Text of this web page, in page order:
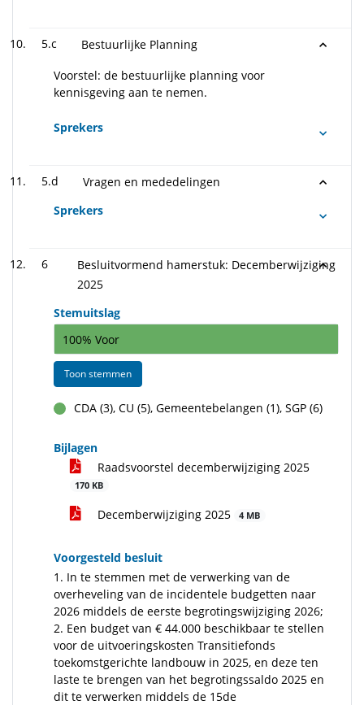
5.c
Bestuurlijke Planning
Voorstel: de bestuurlijke planning voor
kennisgeving aan te nemen.
Sprekers
5.d
Vragen en mededelingen
Sprekers
6
Besluitvormend hamerstuk: Decemberwijziging
2025
Stemuitslag
100% Voor
Toon stemmen
voor
CDA (3), CU (5), Gemeentebelangen (1), SGP (6)
Bijlagen
Raadsvoorstel decemberwijziging 2025
170 KB
Decemberwijziging 2025 4 MB
Voorgesteld besluit
1. In te stemmen met de verwerking van de
overheveling van de incidentele budgetten naar
2026 middels de eerste begrotingswijziging 2026;
2. Een budget van € 44.000 beschikbaar te stellen
voor de uitvoeringskosten Transitiefonds
toekomstgerichte landbouw in 2025, en deze ten
laste te brengen van het begrotingssaldo 2025 en
dit te verwerken middels de 15de